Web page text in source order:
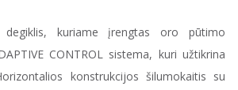
degiklis, kuriame įrengtas oro pūtimo
CONTROL sistema, kuri užtikrina
konstrukcijos šilumokaitis su